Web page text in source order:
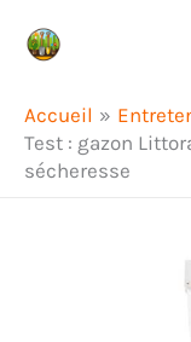
Accueil
Test : gazon
sécheresse